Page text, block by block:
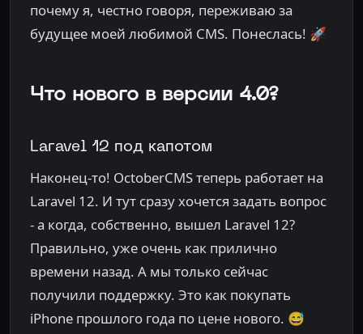
почему я, честно говоря, переживаю за
будущее моей любимой CMS. Понеслась! 🚀
Что нового в версии 4.0?
Laravel 12 под капотом
Наконец-то! OctoberCMS теперь работает на
Laravel 12. И тут сразу хочется задать вопрос
- а когда, собственно, вышел Laravel 12?
Правильно, уже очень как прилично
времени назад. А мы только сейчас
получили поддержку. Это как покупать
iPhone прошлого года по цене нового. 😅